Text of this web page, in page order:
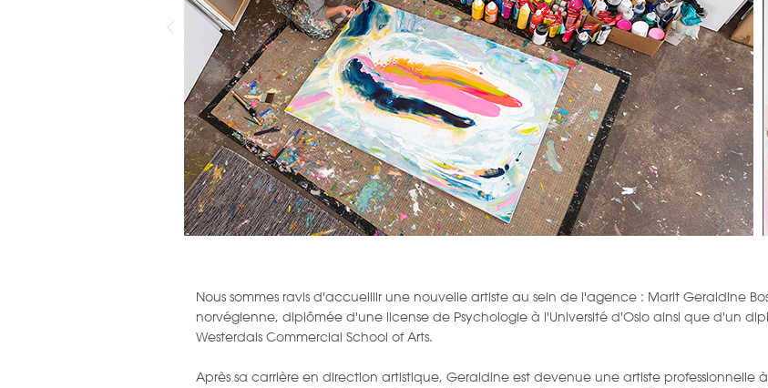
Nous sommes ravis d'accueillir une nouvelle artiste au sein de l'agence : Marit Geraldine
norvégienne, diplômée d'une license de Psychologie à l'Université d'Oslo ainsi que d'un
Westerdals Commercial School of Arts.
Après sa carrière en direction artistique, Geraldine est devenue une artiste professionnelle